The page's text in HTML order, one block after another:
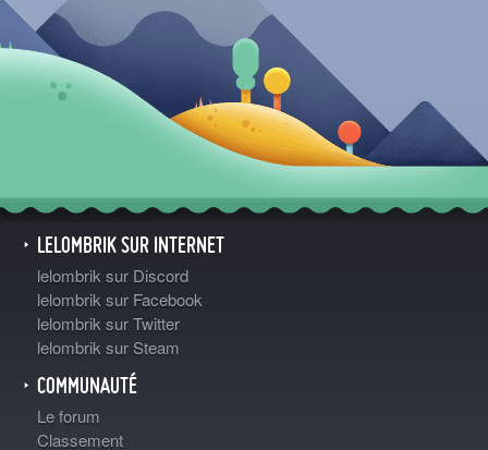
LELOMBRIK SUR INTERNET
lelombrik sur Discord
lelombrik sur Facebook
lelombrik sur Twitter
lelombrik sur Steam
COMMUNAUTÉ
Le forum
Classement